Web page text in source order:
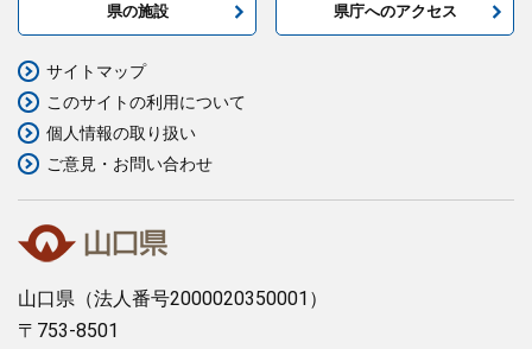
県の施設 県庁へのアクセス
山口県 （法人番号2000020350001）
〒753-8501
サイトマップ
このサイトの利用について
個人情報の取り扱い
ご意見・お問い合わせ